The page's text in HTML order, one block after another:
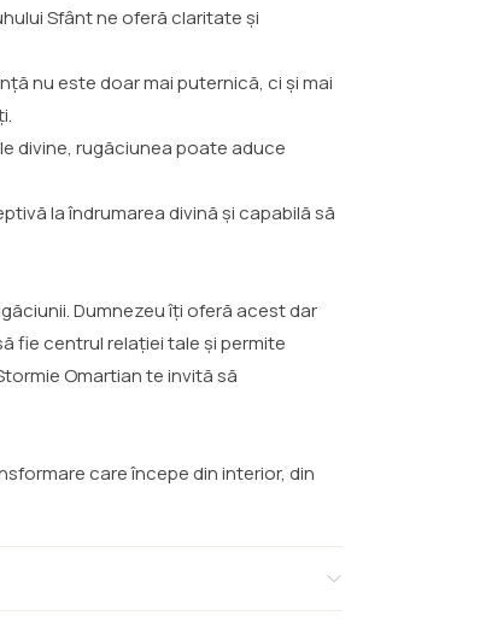
Sfânt ne oferă claritate și
nu este doar mai puternică, ci și mai
divine, rugăciunea poate aduce
la îndrumarea divină și capabilă să
Dumnezeu îți oferă acest dar
fie centrul relației tale și permite
Omartian te invită să
care începe din interior, din